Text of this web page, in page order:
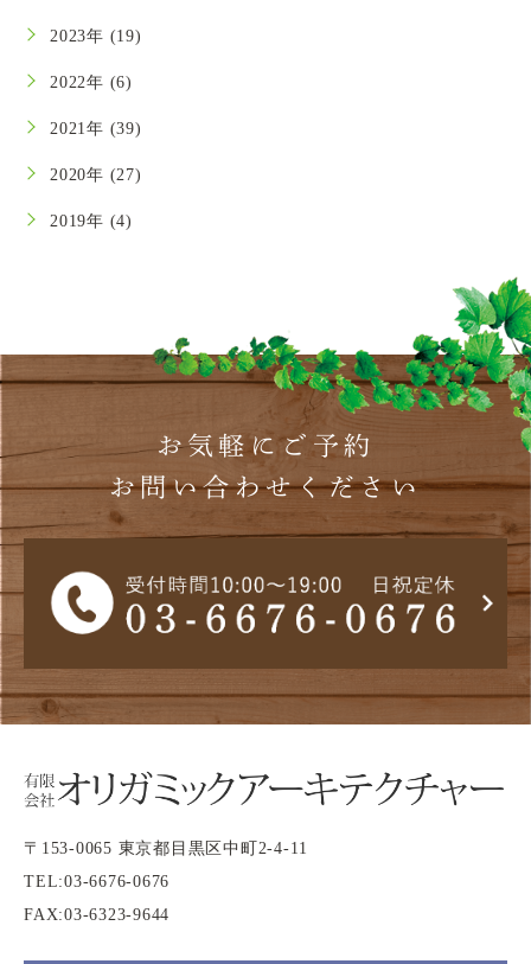
2023年 (19)
2022年 (6)
2021年 (39)
2020年 (27)
2019年 (4)
お気軽にご予約
お問い合わせください
〒153-0065 東京都目黒区中町2-4-11
TEL:03-6676-0676
FAX:03-6323-9644